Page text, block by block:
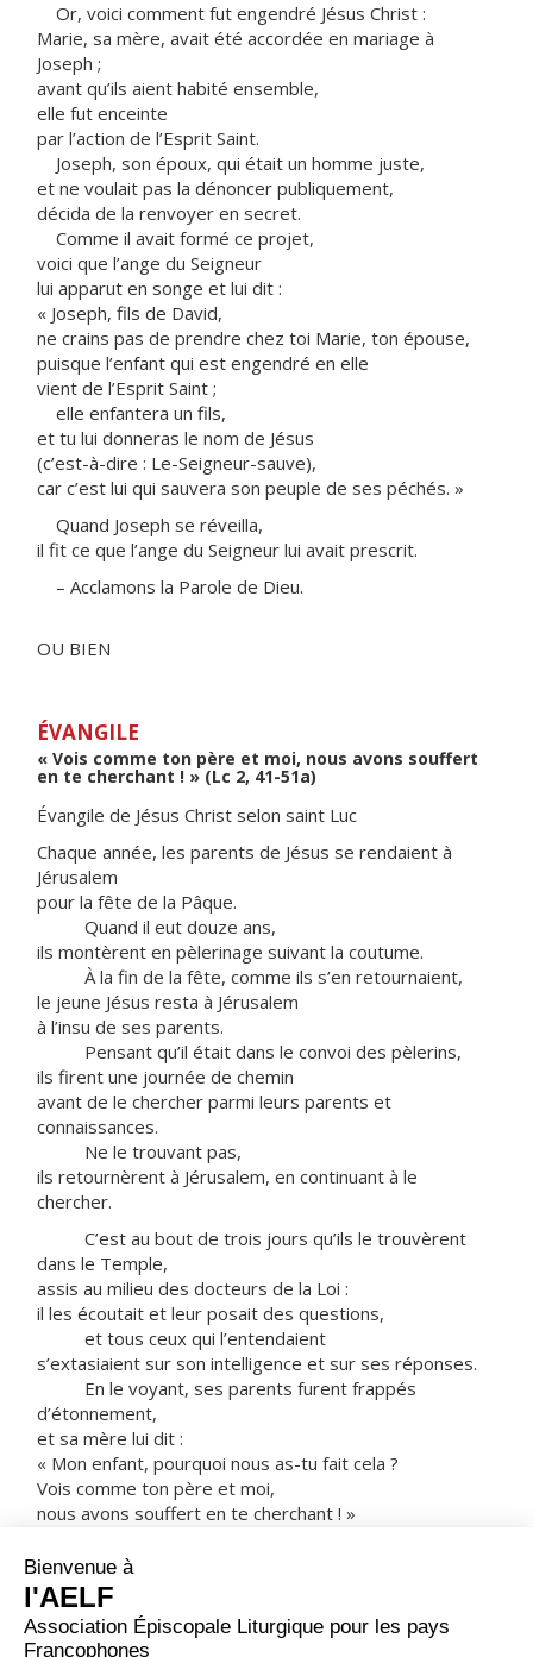
Or, voici comment fut engendré Jésus Christ :
Marie, sa mère, avait été accordée en mariage à
Joseph ;
avant qu’ils aient habité ensemble,
elle fut enceinte
par l’action de l’Esprit Saint.
Joseph, son époux, qui était un homme juste,
et ne voulait pas la dénoncer publiquement,
décida de la renvoyer en secret.
Comme il avait formé ce projet,
voici que l’ange du Seigneur
lui apparut en songe et lui dit :
« Joseph, fils de David,
ne crains pas de prendre chez toi Marie, ton épouse,
puisque l’enfant qui est engendré en elle
vient de l’Esprit Saint ;
elle enfantera un fils,
et tu lui donneras le nom de Jésus
(c’est-à-dire : Le-Seigneur-sauve),
car c’est lui qui sauvera son peuple de ses péchés. »
Quand Joseph se réveilla,
il fit ce que l’ange du Seigneur lui avait prescrit.
– Acclamons la Parole de Dieu.
OU BIEN
ÉVANGILE
« Vois comme ton père et moi, nous avons souffert
en te cherchant ! » (Lc 2, 41-51a)
Évangile de Jésus Christ selon saint Luc
Chaque année, les parents de Jésus se rendaient à
Jérusalem
pour la fête de la Pâque.
Quand il eut douze ans,
ils montèrent en pèlerinage suivant la coutume.
À la fin de la fête, comme ils s’en retournaient,
le jeune Jésus resta à Jérusalem
à l’insu de ses parents.
Pensant qu’il était dans le convoi des pèlerins,
ils firent une journée de chemin
avant de le chercher parmi leurs parents et
connaissances.
Ne le trouvant pas,
ils retournèrent à Jérusalem, en continuant à le
chercher.
C’est au bout de trois jours qu’ils le trouvèrent
dans le Temple,
assis au milieu des docteurs de la Loi :
il les écoutait et leur posait des questions,
et tous ceux qui l’entendaient
s’extasiaient sur son intelligence et sur ses réponses.
En le voyant, ses parents furent frappés
d’étonnement,
et sa mère lui dit :
« Mon enfant, pourquoi nous as-tu fait cela ?
Vois comme ton père et moi,
nous avons souffert en te cherchant ! »
« Comment se fait-il que vous m’ayez cherché ?
Ne saviez-vous pas
qu’il me faut être chez mon Père ? »
Mais ils ne comprirent pas ce qu’il leur disait.